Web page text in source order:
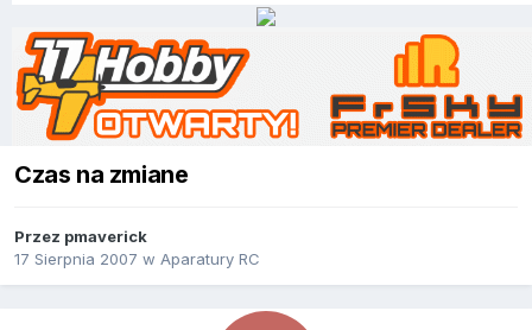
Czas na zmiane
Przez pmaverick
17 Sierpnia 2007 w Aparatury RC